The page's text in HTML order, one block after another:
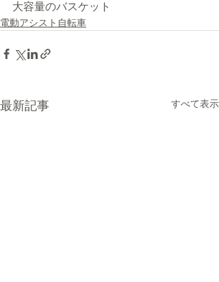
大容量のバスケット
電動アシスト自転車
最新記事 すべて表示